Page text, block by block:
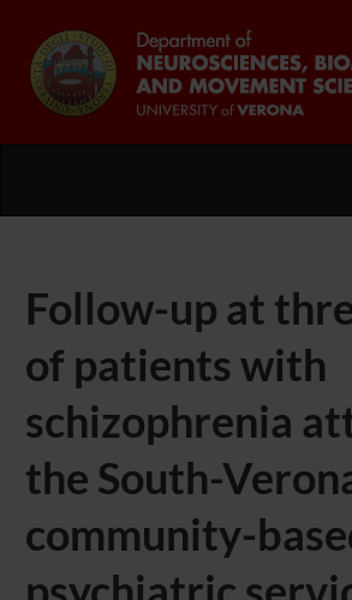
Follow-up at
of patients with
schizophrenia
the South-
community-